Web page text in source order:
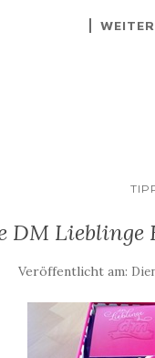
DM Lieblinge
Veröffentlicht am: